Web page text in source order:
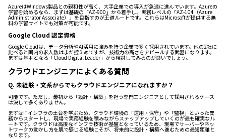
AzureはWindows製品との親和性が高く、大手企業での導入が急速に進んでいます。Azureの
学習を始めるなら、まずは基礎の「AZ-900」から着手し、実務レベルの「AZ-104（Azure
Administrator Associate）」を目指すのが王道ルートです。これらはMicrosoftが提供する無
料の学習サイトでも対策が可能です。
Google Cloud 認定資格
Google Cloudは、データ分析やAI活用に強みを持つ企業で多く採用されています。他の2社に
比べると国内の求人数はまだ控えめですが、技術力の高さをアピールする武器になります。
まずは基本となる「Cloud Digital Leader」から検討してみるのが良いでしょう。
クラウドエンジニアによくある質問
Q. 未経験・文系からでもクラウドエンジニアになれますか？
可能です。ただし、最初から「設計・構築」を担う専門エンジニアとして採用されるケース
は決して多くありません。
まずはITインフラの土台を学ぶため、クラウド環境の「運用・保守」や「監視」といった業
務からスタートし、現場で実務経験を積みながらステップアップしていくのが最も確実なル
ートです。クラウドは高度なインフラ技術が基盤となっているため、現場でサーバーやネッ
トワークの動かし方を肌で感じる経験こそが、将来的に設計・構築へ進むための最短距離と
なります。